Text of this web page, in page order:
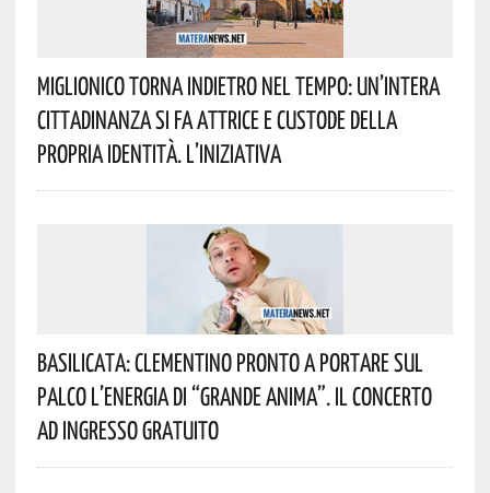
Miglionico Torna Indietro Nel Tempo: Un’intera
Cittadinanza Si Fa Attrice E Custode Della
Propria Identità. L’iniziativa
Basilicata: Clementino Pronto A Portare Sul
Palco L’energia Di “Grande Anima”. Il Concerto
Ad Ingresso Gratuito